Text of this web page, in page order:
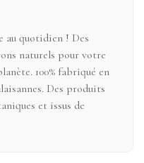
au quotidien ! Des
naturels pour votre
100% fabriqué en
Des produits
et issus de